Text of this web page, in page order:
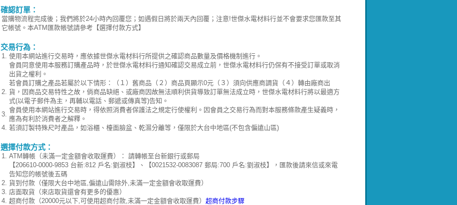
確認訂單：
當購物流程完成後；我們將於24小時內回覆您；如遇假日將於兩天內回覆；注意!世傑水電材料行並不會要求您匯款至其
它帳號。本ATM匯款帳號請參考【選擇付款方式】
交易行為：
1. 使用本網站進行交易時，應依據世傑水電材料行所提供之確認商品數量及價格機制進行。
會員同意使用本服務訂購產品時，於世傑水電材料行通知確認交易成立前，世傑水電材料行仍保有不接受訂單或取消
出貨之權利。
2.
若會員訂購之產品若屬於以下情形：（１）舊商品（２）商品頁顯示0元（３）須向供應商調貨（４）轉由廠商出
貨，因商品交易特性之故，倘商品缺絕、或廠商因故無法順利供貨導致訂單無法成立時，世傑水電材料行將以最適方
式(以電子郵件為主，再輔以電話、郵遞或傳真等)告知。
3.
會員使用本網站進行交易時，得依照消費者保護法之規定行使權利。因會員之交易行為而對本服務條款產生疑義時，
應為有利於消費者之解釋。
4. 若須訂製特殊尺吋產品，如浴櫃、檯面臉盆、乾濕分離等，僅限於大台中地區(不包含偏遠山區)
選擇付款方式：
1. ATM轉帳（未滿一定金額會收取運費）： 請轉帳至台新銀行或郵局
【206610-0000-9853 台新:812 戶名:劉淑枝】、【0021532-0083087 郵局:700 戶名:劉淑枝】，匯款後請來信或來電
告知您的帳號後五碼
2. 貨到付款（僅限大台中地區,偏遠山需除外,未滿一定金額會收取運費）
3. 店面取貨（來店取貨還會有更多的優惠）
4. 超商付款（20000元以下,可使用超商付款,未滿一定金額會收取運費） 超商付款步驟